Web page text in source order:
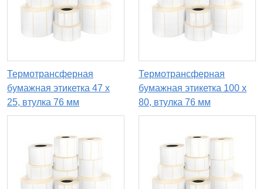
Термотрансферная
бумажная этикетка 47 х
25, втулка 76 мм
Термотрансферная
бумажная этикетка 100 х
80, втулка 76 мм